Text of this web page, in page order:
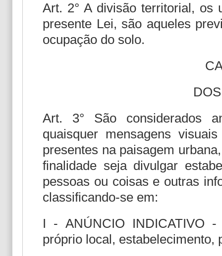
Art. 2° A divisão territorial,
presente Lei, são aqueles
ocupação do solo.
Art. 3° São considerados
quaisquer mensagens
presentes na paisagem
finalidade seja divulgar
pessoas ou coisas e outras
classificando-se em:
I - ANÚNCIO INDICATIVO
próprio local, estabelecimento,